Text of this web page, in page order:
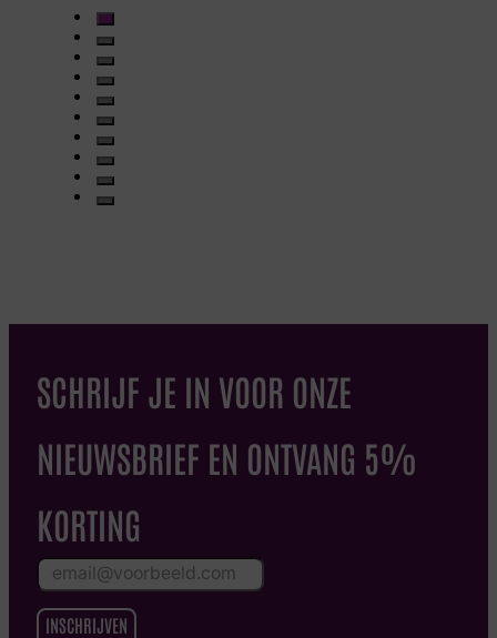
SCHRIJF JE IN VOOR ONZE
NIEUWSBRIEF EN ONTVANG 5%
KORTING
INSCHRIJVEN